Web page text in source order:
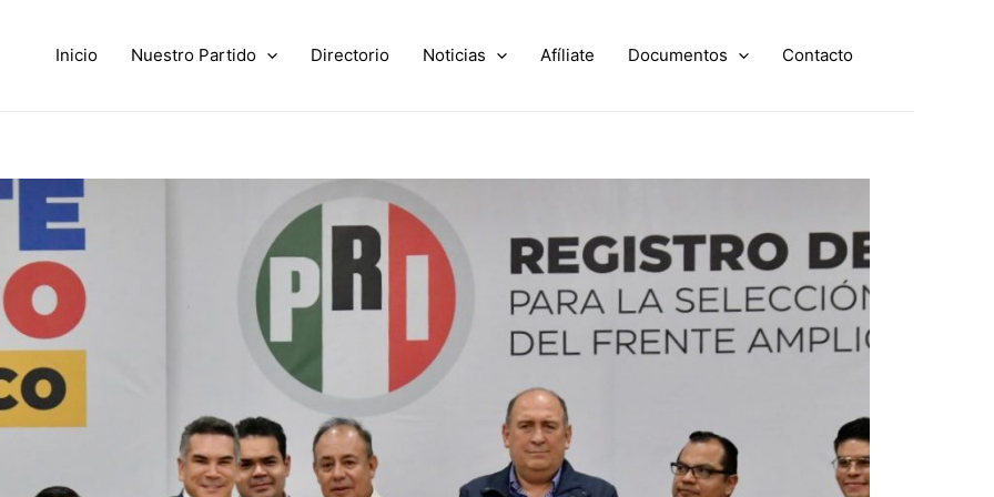
Inicio Nuestro Partido Directorio Noticias Afíliate Documentos Contacto